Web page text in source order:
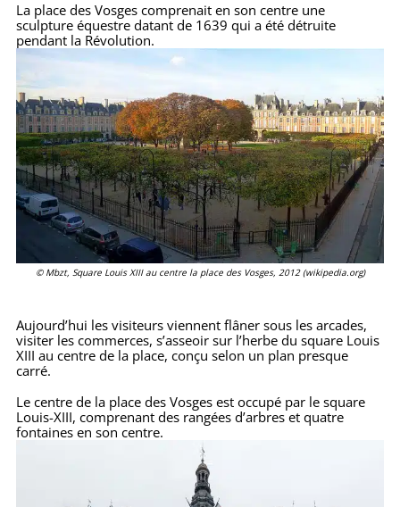
La place des Vosges comprenait en son centre une
sculpture équestre datant de 1639 qui a été détruite
pendant la Révolution.
Aujourd’hui les visiteurs viennent flâner sous les arcades,
visiter les commerces, s’asseoir sur l’herbe du square Louis
XIII au centre de la place, conçu selon un plan presque
carré.
Le centre de la place des Vosges est occupé par le square
Louis-XIII, comprenant des rangées d’arbres et quatre
fontaines en son centre.
© Mbzt, Square Louis XIII au centre la place des Vosges, 2012 (wikipedia.org)